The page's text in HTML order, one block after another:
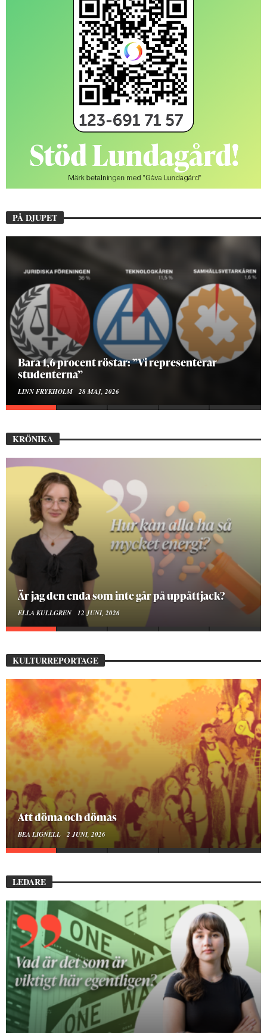
PÅ DJUPET
Hur bygger man en Lundakarneval?
ELISE RALSTON SAMUELSON 24 MAJ, 2026
KRÖNIKA
På stadsbiblioteket hittar jag det mänskliga
MOA LINDROTH 10 JUNI, 2026
KULTURREPORTAGE
Mellan ånger och ältande
BEA LIGNELL 23 MARS, 2026
LEDARE